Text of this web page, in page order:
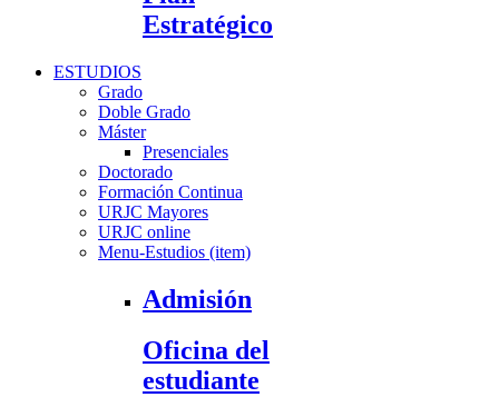
Estratégico
ESTUDIOS
Grado
Doble Grado
Máster
Presenciales
Doctorado
Formación Continua
URJC Mayores
URJC online
Menu-Estudios (item)
Admisión
Oficina del
estudiante